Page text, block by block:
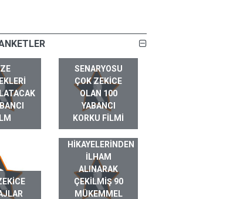
SENARYOSU
ÇOK ZEKICE
OLAN 100
YABANCI
KORKU FILMI
GERÇEK HAYAT
HIKAYELERINDEN
ILHAM
ALINARAK
ÇEKILMIŞ 90
MÜKEMMEL